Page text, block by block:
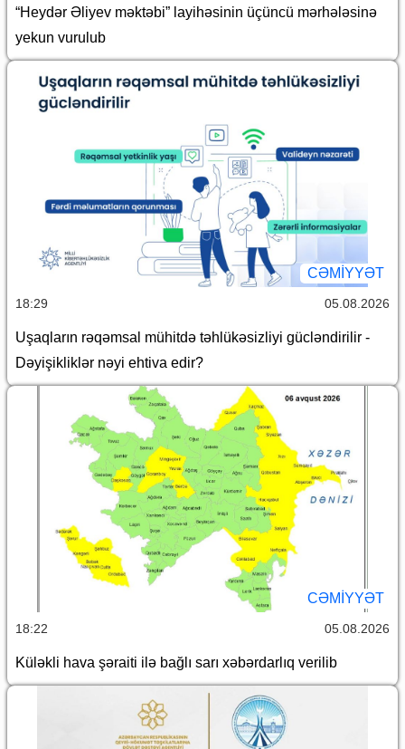
“Heydər Əliyev məktəbi” layihəsinin üçüncü mərhələsinə
yekun vurulub
CƏMİYYƏT
18:29 05.08.2026
Uşaqların rəqəmsal mühitdə təhlükəsizliyi gücləndirilir -
Dəyişikliklər nəyi ehtiva edir?
CƏMİYYƏT
18:22 05.08.2026
Küləkli hava şəraiti ilə bağlı sarı xəbərdarlıq verilib